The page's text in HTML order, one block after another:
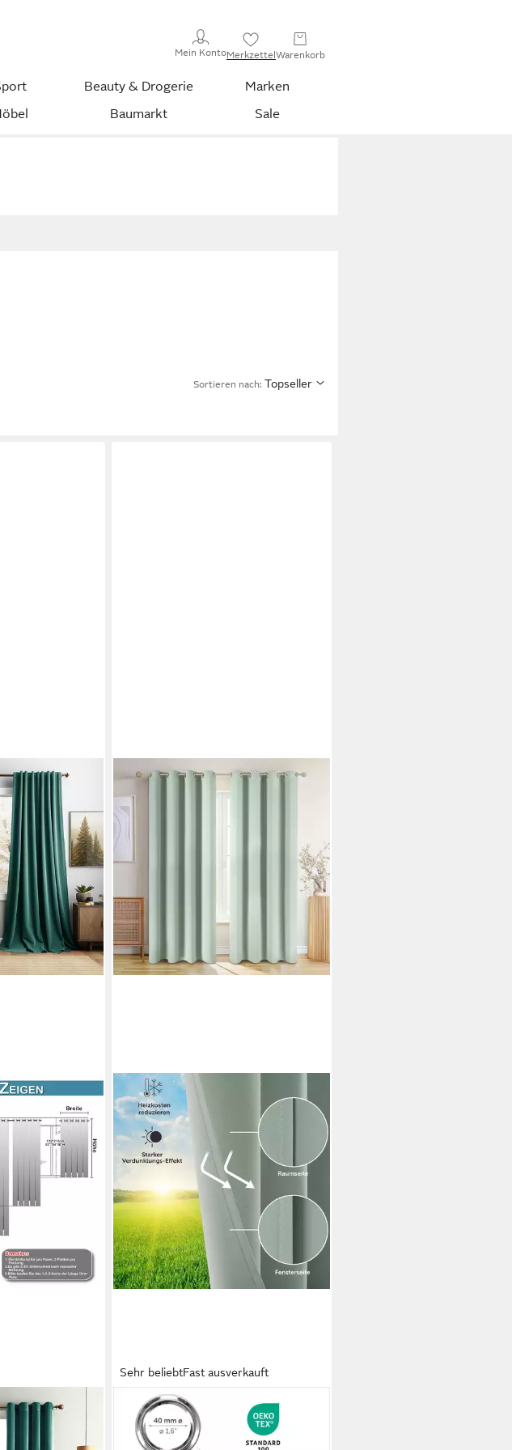
Mein KontoMerkzettelWarenkorb
Beauty & Drogerie
Marken
Baumarkt Sale
Sortieren nach: Topseller
Vorhang
Sehr beliebtFast ausverkauft
BLUMTAL
Verdunkelungsvorhang 2er-Set
Gardinen Wärmeisolierend Blickdicht